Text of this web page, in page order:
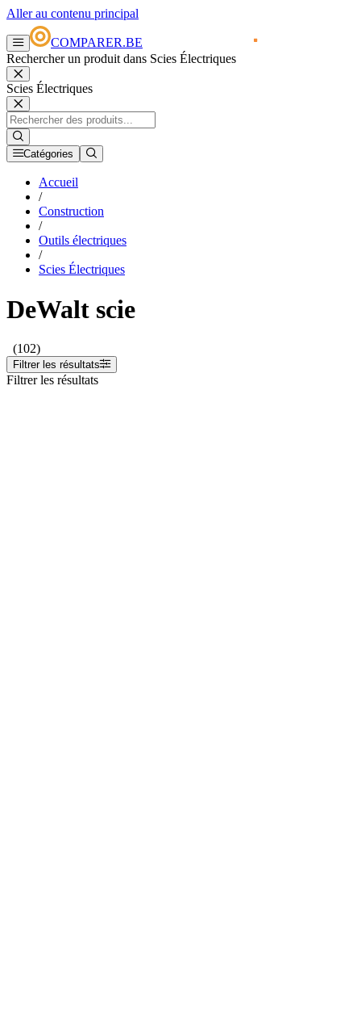
Aller au contenu principal
COMPARER.BE
Rechercher un produit dans Scies Électriques
Scies Électriques
Catégories
Accueil
/
Construction
/
Outils électriques
/
Scies Électriques
DeWalt scie
(102)
Filtrer les résultats
Filtrer les résultats